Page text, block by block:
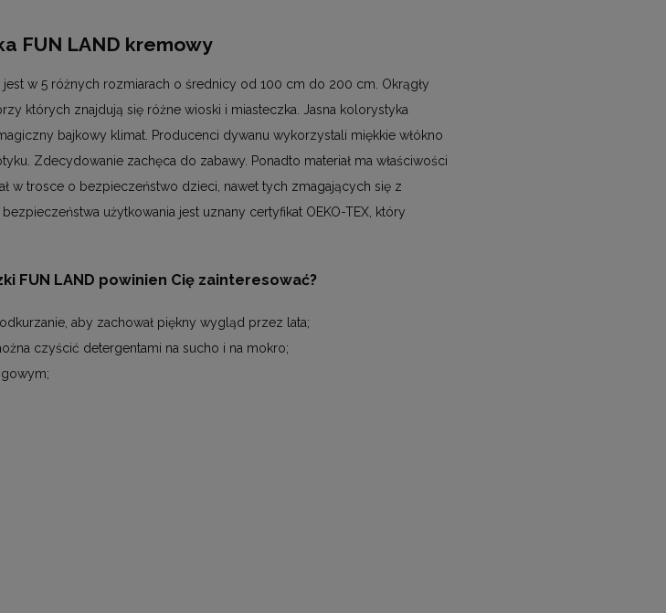
FUN LAND kremowy
jest w 5 różnych rozmiarach o średnicy od 100 cm do 200 cm. Okrągły
których znajdują się różne wioski i miasteczka. Jasna kolorystyka
bajkowy klimat. Producenci dywanu wykorzystali miękkie włókno
Zdecydowanie zachęca do zabawy. Ponadto materiał ma właściwości
w trosce o bezpieczeństwo dzieci, nawet tych zmagających się z
użytkowania jest uznany certyfikat OEKO-TEX, który
FUN LAND powinien Cię zainteresować?
aby zachował piękny wygląd przez lata;
czyścić detergentami na sucho i na mokro;